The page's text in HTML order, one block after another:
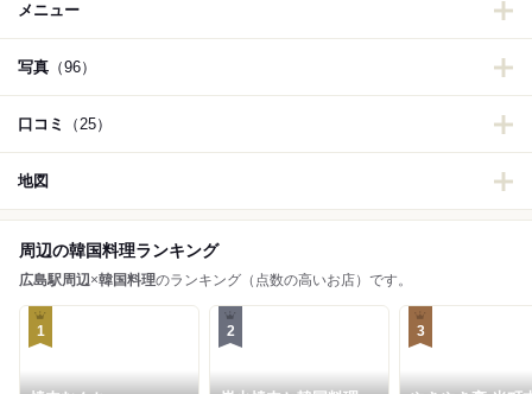
メニュー
写真 （96）
口コミ （25）
地図
周辺の韓国料理ランキング
広島駅周辺×韓国料理のランキング（点数の高いお店）です。
1 2 3